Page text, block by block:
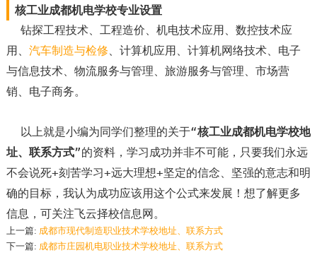
核工业成都机电学校专业设置
钻探工程技术、工程造价、机电技术应用、数控技术应
用、 汽车制造与检修、计算机应用、计算机网络技术、电子
与信息技术、物流服务与管理、旅游服务与管理、市场营
销、电子商务。
以上就是小编为同学们整理的关于“核工业成都机电学校地
址、联系方式”的资料，学习成功并非不可能，只要我们永远
不会说死+刻苦学习+远大理想+坚定的信念、坚强的意志和明
确的目标，我认为成功应该用这个公式来发展！想了解更多
信息，可关注飞云择校信息网。
上一篇: 成都市现代制造职业技术学校地址、联系方式
下一篇: 成都市庄园机电职业技术学校地址、联系方式